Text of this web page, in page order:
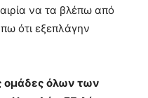
να τα βλέπω από
ότι εξεπλάγην
ομάδες όλων των